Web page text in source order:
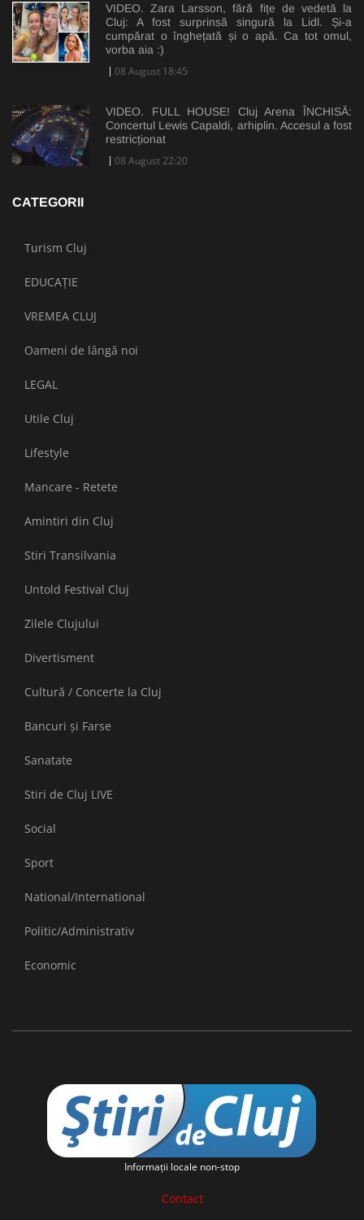
VIDEO. Zara Larsson, fără fițe de vedetă la
Cluj: A fost surprinsă singură la Lidl. Și-a
cumpărat o înghețată și o apă. Ca tot omul,
vorba aia :)
08 August 18:45
VIDEO. FULL HOUSE! Cluj Arena ÎNCHISĂ:
Concertul Lewis Capaldi, arhiplin. Accesul a fost
restricționat
08 August 22:20
CATEGORII
Turism Cluj
EDUCAȚIE
VREMEA CLUJ
Oameni de lângă noi
LEGAL
Utile Cluj
Lifestyle
Mancare - Retete
Amintiri din Cluj
Stiri Transilvania
Untold Festival Cluj
Zilele Clujului
Divertisment
Cultură / Concerte la Cluj
Bancuri și Farse
Sanatate
Stiri de Cluj LIVE
Social
Sport
National/International
Politic/Administrativ
Economic
Informaţii locale non-stop
Contact